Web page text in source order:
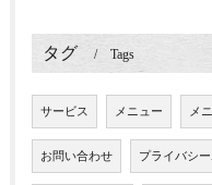
タグ Tags
サービス メニュー メ
お問い合わせ プライバシ